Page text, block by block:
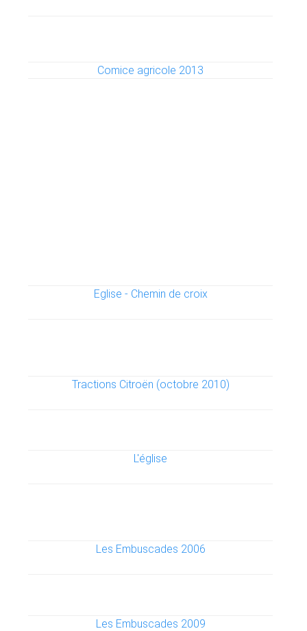
Comice agricole 2013
Eglise - Chemin de croix
Tractions Citroën (octobre 2010)
L'église
Les Embuscades 2006
Les Embuscades 2009